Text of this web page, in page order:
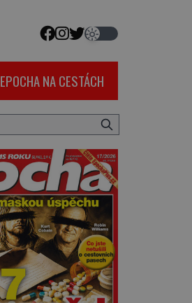
EPOCHA NA CESTÁCH